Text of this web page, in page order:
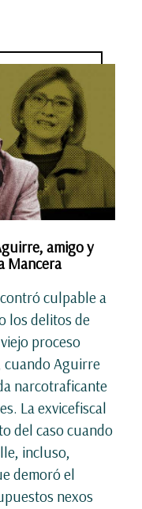
amigo y
Mancera
culpable a
los delitos de
proceso
cuando Aguirre
narcotraficante
La exvicefiscal
del caso cuando
incluso,
demoró el
nexos